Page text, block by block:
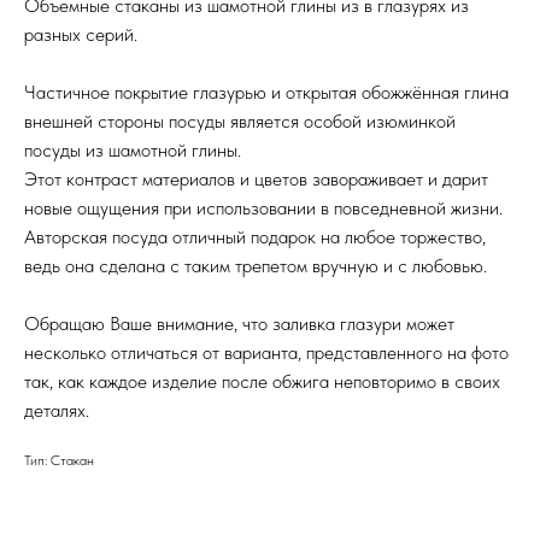
Объемные стаканы из шамотной глины из в глазурях из
разных серий.
Частичное покрытие глазурью и открытая обожжённая глина
внешней стороны посуды является особой изюминкой
посуды из шамотной глины.
Этот контраст материалов и цветов завораживает и дарит
новые ощущения при использовании в повседневной жизни.
Авторская посуда отличный подарок на любое торжество,
ведь она сделана с таким трепетом вручную и с любовью.
Обращаю Ваше внимание, что заливка глазури может
несколько отличаться от варианта, представленного на фото
так, как каждое изделие после обжига неповторимо в своих
деталях.
Тип: Стакан